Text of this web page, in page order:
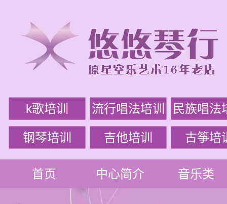
k歌培训 流行唱法培训 民族唱法
钢琴培训 吉他培训 古筝培
首页 中心简介 音乐类